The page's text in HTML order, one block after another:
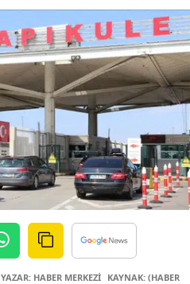
YAZAR: HABER MERKEZİ KAYNAK: (HABER